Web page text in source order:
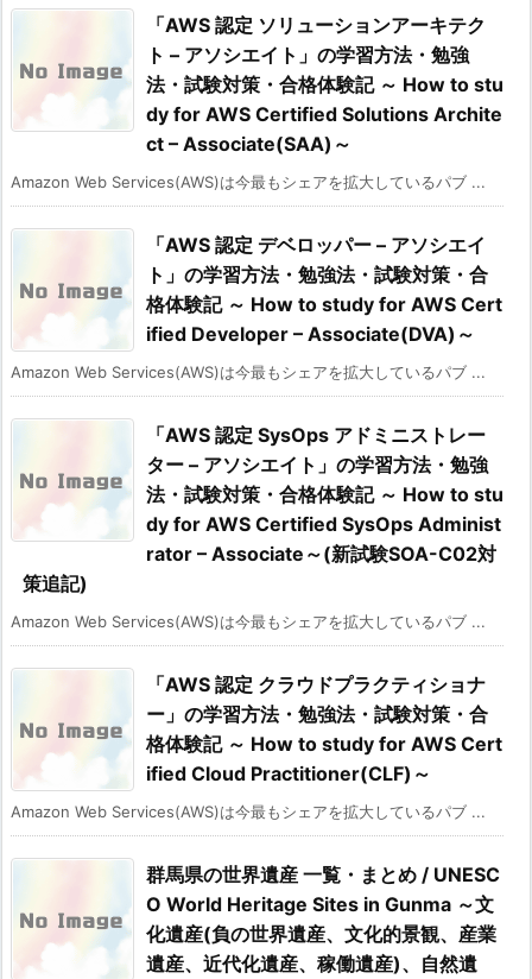
「AWS 認定 ソリューションアーキテク
ト – アソシエイト」の学習方法・勉強
法・試験対策・合格体験記 ～ How to stu
dy for AWS Certified Solutions Archite
ct – Associate(SAA)～
Amazon Web Services(AWS)は今最もシェアを拡大しているパブ ...
「AWS 認定 デベロッパー – アソシエイ
ト」の学習方法・勉強法・試験対策・合
格体験記 ～ How to study for AWS Cert
ified Developer – Associate(DVA)～
Amazon Web Services(AWS)は今最もシェアを拡大しているパブ ...
「AWS 認定 SysOps アドミニストレー
ター – アソシエイト」の学習方法・勉強
法・試験対策・合格体験記 ～ How to stu
dy for AWS Certified SysOps Administ
rator – Associate～(新試験SOA-C02対
策追記)
Amazon Web Services(AWS)は今最もシェアを拡大しているパブ ...
「AWS 認定 クラウドプラクティショナ
ー」の学習方法・勉強法・試験対策・合
格体験記 ～ How to study for AWS Cert
ified Cloud Practitioner(CLF)～
Amazon Web Services(AWS)は今最もシェアを拡大しているパブ ...
群馬県の世界遺産 一覧・まとめ / UNESC
O World Heritage Sites in Gunma ～文
化遺産(負の世界遺産、文化的景観、産業
遺産、近代化遺産、稼働遺産)、自然遺